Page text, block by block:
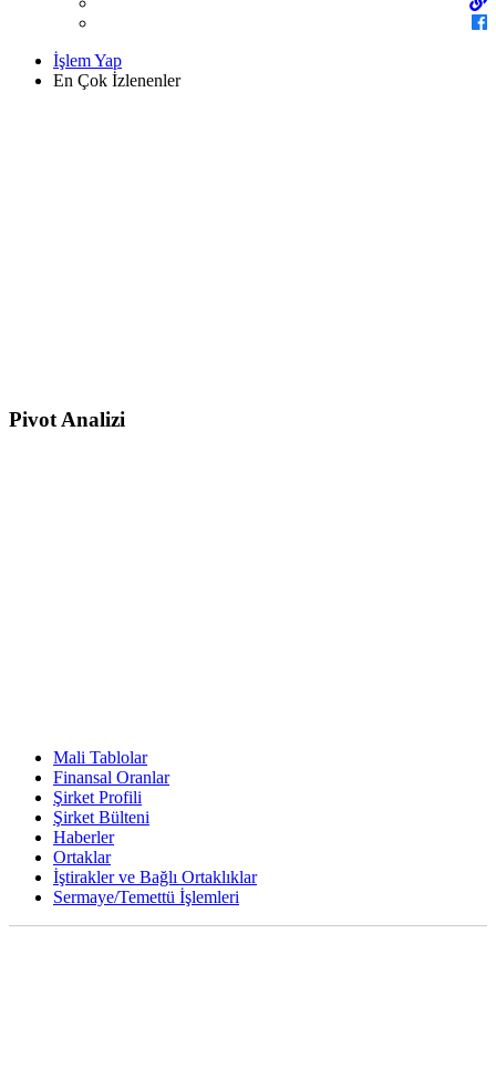
İşlem Yap
En Çok İzlenenler
Pivot Analizi
Mali Tablolar
Finansal Oranlar
Şirket Profili
Şirket Bülteni
Haberler
Ortaklar
İştirakler ve Bağlı Ortaklıklar
Sermaye/Temettü İşlemleri